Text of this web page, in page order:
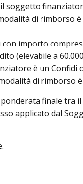
soggetto
di rimborso
importo
(elevabile a
è un Confidi
di rimborso
finale tra
applicato dal